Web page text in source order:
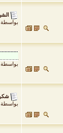
بواسطة
بواسطة
بواسطة